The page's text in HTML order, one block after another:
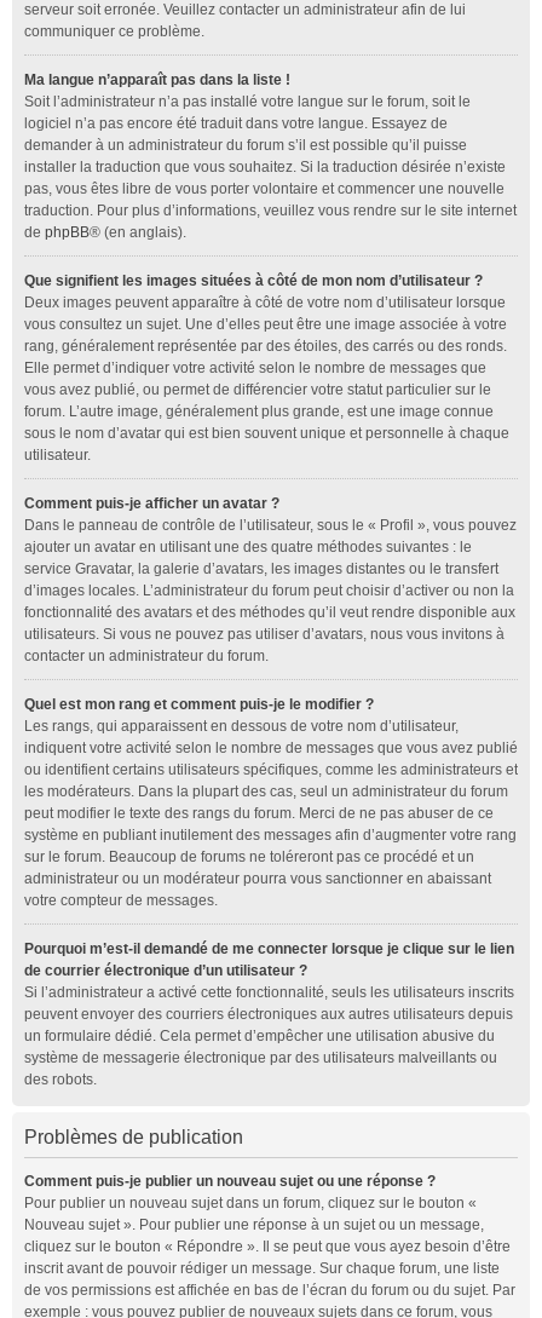
serveur soit erronée. Veuillez contacter un administrateur afin de lui
communiquer ce problème.
Ma langue n’apparaît pas dans la liste !
Soit l’administrateur n’a pas installé votre langue sur le forum, soit le
logiciel n’a pas encore été traduit dans votre langue. Essayez de
demander à un administrateur du forum s’il est possible qu’il puisse
installer la traduction que vous souhaitez. Si la traduction désirée n’existe
pas, vous êtes libre de vous porter volontaire et commencer une nouvelle
traduction. Pour plus d’informations, veuillez vous rendre sur le site internet
de phpBB® (en anglais).
Que signifient les images situées à côté de mon nom d’utilisateur ?
Deux images peuvent apparaître à côté de votre nom d’utilisateur lorsque
vous consultez un sujet. Une d’elles peut être une image associée à votre
rang, généralement représentée par des étoiles, des carrés ou des ronds.
Elle permet d’indiquer votre activité selon le nombre de messages que
vous avez publié, ou permet de différencier votre statut particulier sur le
forum. L’autre image, généralement plus grande, est une image connue
sous le nom d’avatar qui est bien souvent unique et personnelle à chaque
utilisateur.
Comment puis-je afficher un avatar ?
Dans le panneau de contrôle de l’utilisateur, sous le « Profil », vous pouvez
ajouter un avatar en utilisant une des quatre méthodes suivantes : le
service Gravatar, la galerie d’avatars, les images distantes ou le transfert
d’images locales. L’administrateur du forum peut choisir d’activer ou non la
fonctionnalité des avatars et des méthodes qu’il veut rendre disponible aux
utilisateurs. Si vous ne pouvez pas utiliser d’avatars, nous vous invitons à
contacter un administrateur du forum.
Quel est mon rang et comment puis-je le modifier ?
Les rangs, qui apparaissent en dessous de votre nom d’utilisateur,
indiquent votre activité selon le nombre de messages que vous avez publié
ou identifient certains utilisateurs spécifiques, comme les administrateurs et
les modérateurs. Dans la plupart des cas, seul un administrateur du forum
peut modifier le texte des rangs du forum. Merci de ne pas abuser de ce
système en publiant inutilement des messages afin d’augmenter votre rang
sur le forum. Beaucoup de forums ne toléreront pas ce procédé et un
administrateur ou un modérateur pourra vous sanctionner en abaissant
votre compteur de messages.
Pourquoi m’est-il demandé de me connecter lorsque je clique sur le lien
de courrier électronique d’un utilisateur ?
Si l’administrateur a activé cette fonctionnalité, seuls les utilisateurs inscrits
peuvent envoyer des courriers électroniques aux autres utilisateurs depuis
un formulaire dédié. Cela permet d’empêcher une utilisation abusive du
système de messagerie électronique par des utilisateurs malveillants ou
des robots.
Problèmes de publication
Comment puis-je publier un nouveau sujet ou une réponse ?
Pour publier un nouveau sujet dans un forum, cliquez sur le bouton «
Nouveau sujet ». Pour publier une réponse à un sujet ou un message,
cliquez sur le bouton « Répondre ». Il se peut que vous ayez besoin d’être
inscrit avant de pouvoir rédiger un message. Sur chaque forum, une liste
de vos permissions est affichée en bas de l’écran du forum ou du sujet. Par
exemple : vous pouvez publier de nouveaux sujets dans ce forum, vous